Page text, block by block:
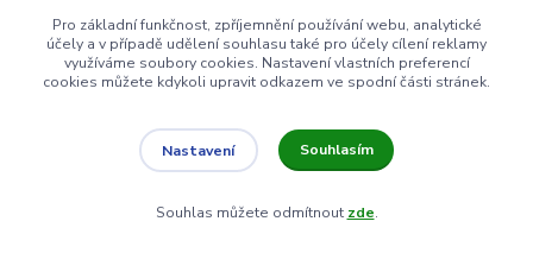
nad 4000 Kč
Nepropásněte novinky, akce a slevy!
Pro základní funkčnost, zpříjemnění používání webu, analytické
účely a v případě udělení souhlasu také pro účely cílení reklamy
využíváme soubory cookies. Nastavení vlastních preferencí
cookies můžete kdykoli upravit odkazem ve spodní části stránek.
Nastavení Souhlasím
Souhlas můžete odmítnout zde.